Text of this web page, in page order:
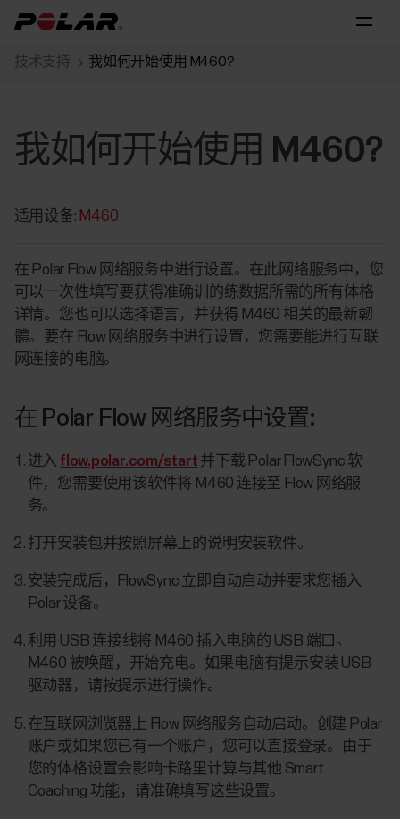
技术支持 我如何开始使用 M460?
我如何开始使用 M460?
适用设备: M460
在 Polar Flow 网络服务中进行设置。在此网络服务中，您
可以一次性填写要获得准确训的练数据所需的所有体格
详情。您也可以选择语言，并获得 M460 相关的最新韌
體。要在 Flow 网络服务中进行设置，您需要能进行互联
网连接的电脑。
在 Polar Flow 网络服务中设置:
进入 flow.polar.com/start 并下载 Polar FlowSync 软
件，您需要使用该软件将 M460 连接至 Flow 网络服
务。
打开安装包并按照屏幕上的说明安装软件。
安装完成后，FlowSync 立即自动启动并要求您插入
Polar 设备。
利用 USB 连接线将 M460 插入电脑的 USB 端口。
M460 被唤醒，开始充电。如果电脑有提示安装 USB
驱动器，请按提示进行操作。
在互联网浏览器上 Flow 网络服务自动启动。创建 Polar
账户或如果您已有一个账户，您可以直接登录。由于
您的体格设置会影响卡路里计算与其他 Smart
Coaching 功能，请准确填写这些设置。